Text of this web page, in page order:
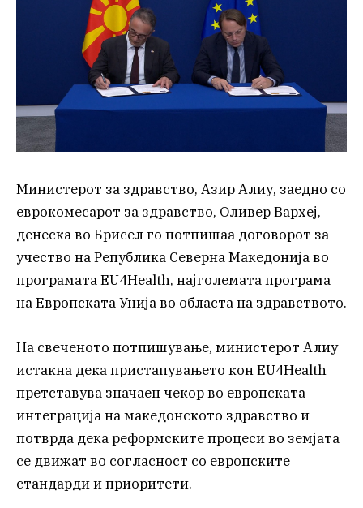
Министерот за здравство, Азир Алиу, заедно со
еврокомесарот за здравство, Оливер Вархеј,
денеска во Брисел го потпишаа договорот за
учество на Република Северна Македонија во
програмата EU4Health, најголемата програма
на Европската Унија во областа на здравството.
На свеченото потпишување, министерот Алиу
истакна дека пристапувањето кон EU4Health
претставува значаен чекор во европската
интеграција на македонското здравство и
потврда дека реформските процеси во земјата
се движат во согласност со европските
стандарди и приоритети.